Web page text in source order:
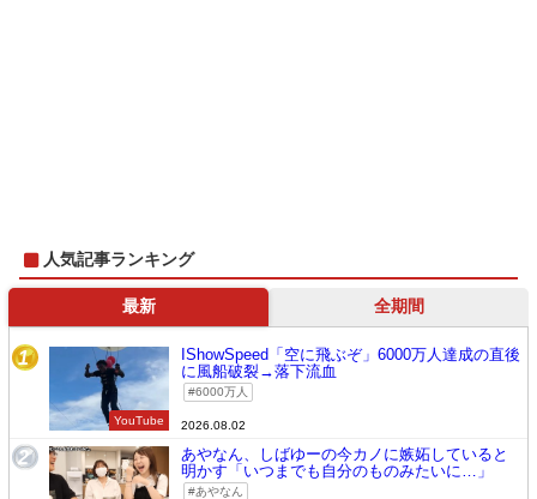
人気記事ランキング
最新 全期間
1
YouTube
IShowSpeed「空に飛ぶぞ」6000万人達成の直後
に風船破裂→落下流血
6000万人
2026.08.02
2
あやなん、しばゆーの今カノに嫉妬していると
明かす「いつまでも自分のものみたいに…」
あやなん